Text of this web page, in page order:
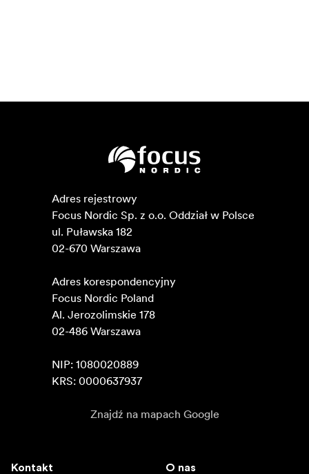
Adres rejestrowy
Focus Nordic Sp. z o.o. Oddział w Polsce
ul. Puławska 182
02-670 Warszawa
Adres korespondencyjny
Focus Nordic Poland
Al. Jerozolimskie 178
02-486 Warszawa
NIP: 1080020889
KRS: 0000637937
Znajdź na mapach Google
Kontakt O nas